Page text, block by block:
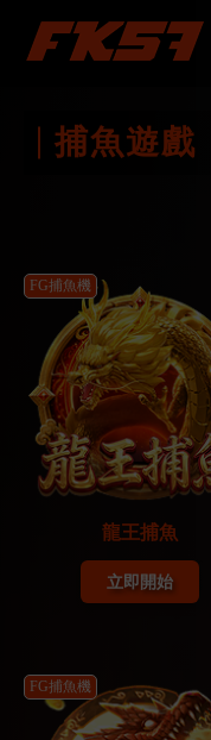
捕魚遊戲
FG捕魚機
龍王捕魚
立即開始
FG捕魚機